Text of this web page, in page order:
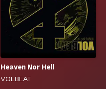
Heaven Nor Hell
VOLBEAT